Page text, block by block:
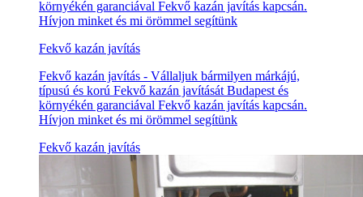
környékén garanciával Fekvő kazán javítás kapcsán.
Hívjon minket és mi örömmel segítünk
Fekvő kazán javítás
Fekvő kazán javítás - Vállaljuk bármilyen márkájú,
típusú és korú Fekvő kazán javítását Budapest és
környékén garanciával Fekvő kazán javítás kapcsán.
Hívjon minket és mi örömmel segítünk
Fekvő kazán javítás